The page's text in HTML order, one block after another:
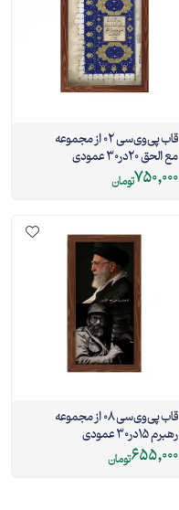
قاب پی‌وی‌سی 02 از مجموعه
مع الحق 20در30 عمودی
750,000تومان
قاب پی‌وی‌سی 08 از مجموعه
رهبرم 15در30 عمودی
655,000تومان